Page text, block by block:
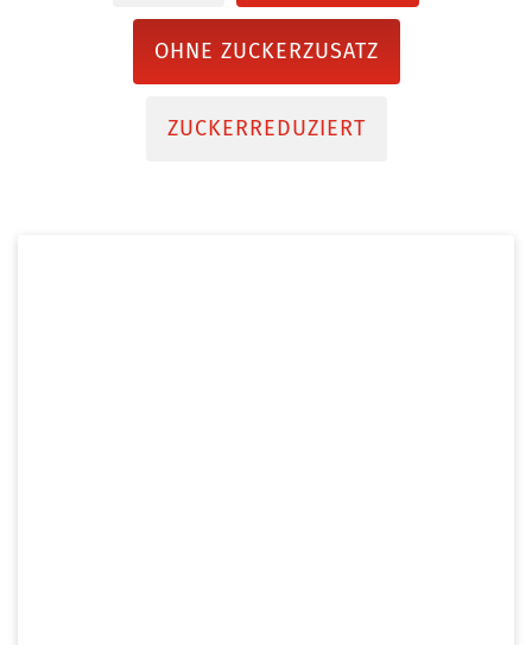
OHNE ZUCKERZUSATZ
ZUCKERREDUZIERT